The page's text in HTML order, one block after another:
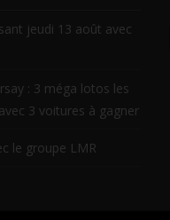
jeudi 13 août avec
: 3 méga lotos les
3 voitures à gagner
le groupe LMR